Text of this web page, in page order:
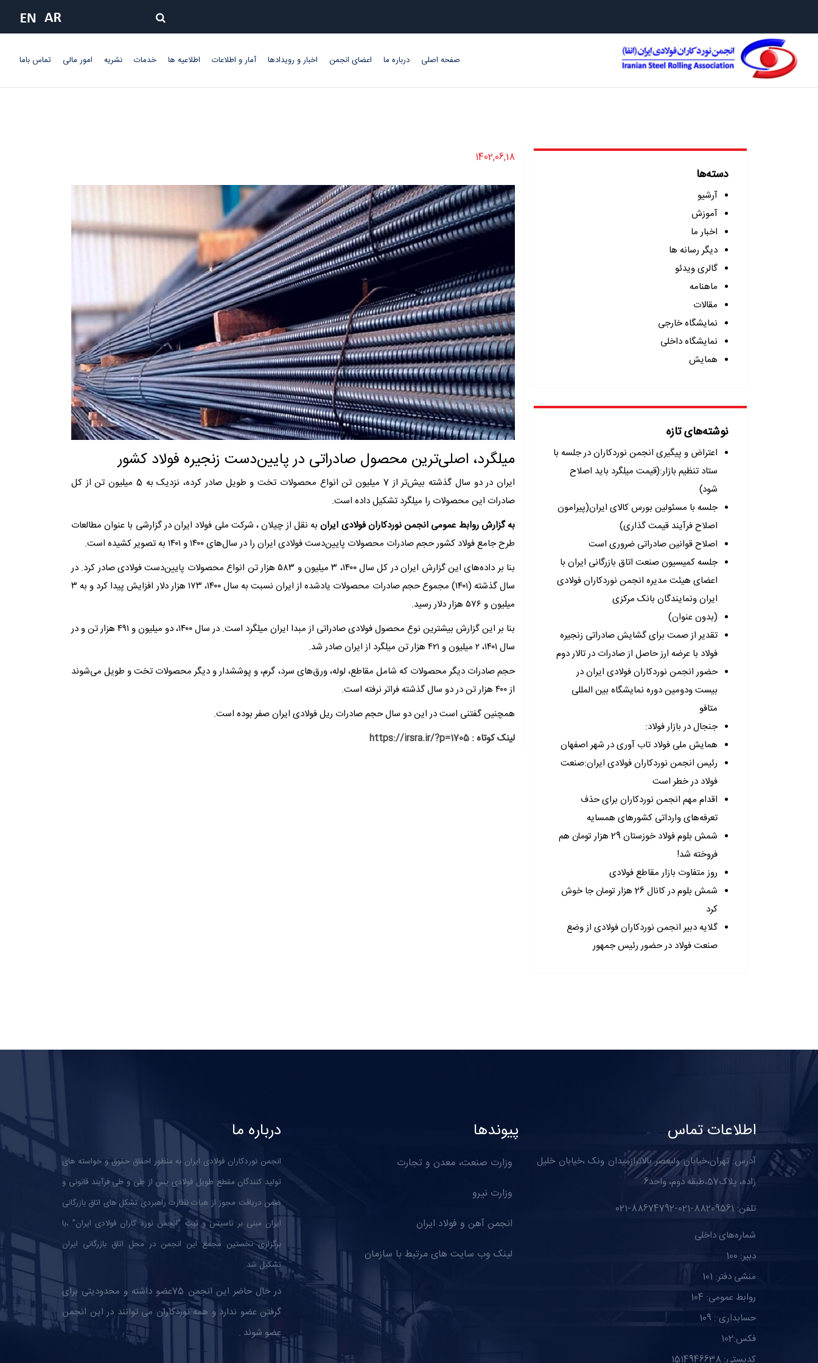
صفحه اصلی درباره ما اعضای انجمن اخبار و رویدادها آمار و اطلاعات اطلاعیه ها خدمات نشریه امور مالی تماس باما
1402,06,18
میلگرد، اصلی‌ترین محصول صادراتی در پایین‌دست زنجیره فولاد کشور
ایران در دو سال گذشته بیش‌تر از 7 میلیون تن انواع محصولات تخت و طویل صادر کرده، نزدیک به 5 میلیون تن از کل
صادرات این محصولات را میلگرد تشکیل داده است.
به گزارش روابط عمومی انجمن نوردکاران فولادی ایرانبه نقل از چیلان ، شرکت ملی فولاد ایران در گزارشی با عنوان مطالعات
طرح جامع فولاد کشور حجم صادرات محصولات پایین‌دست فولادی ایران را در سال‌های ۱۴۰۰ و ۱۴۰۱ به تصویر کشیده است.
بنا بر داده‌های این گزارش ایران در کل سال ۱۴۰۰، ۳ میلیون و ۵۸۳ هزار تن انواع محصولات پایین‌دست فولادی صادر کرد. در
سال گذشته (۱۴۰۱) مجموع حجم صادرات محصولات یادشده از ایران نسبت به سال ۱۴۰۰، ۱۷۳ هزار دلار افزایش پیدا کرد و به ۳
میلیون و ۵۷۶ هزار دلار رسید.
بنا بر این گزارش بیشترین نوع محصول فولادی صادراتی از مبدا ایران میلگرد است. در سال ۱۴۰۰، دو میلیون و ۴۹۱ هزار تن و در
سال ۱۴۰۱، ۲ میلیون و ۴۲۱ هزار تن میلگرد از ایران صادر شد.
حجم صادرات دیگر محصولات که شامل مقاطع، لوله، ورق‌های سرد، گرم، و پوششدار و دیگر محصولات تخت و طویل می‌شوند
از ۴۰۰ هزار تن در دو سال گذشته فراتر نرفته است.
همچنین گفتنی است در این دو سال حجم صادرات ریل فولادی ایران صفر بوده است.
لینک کوتاه : https://irsra.ir/?p=1705
دسته‌ها
آرشیو
آموزش
اخبار ما
دیگر رسانه ها
گالری ویدئو
ماهنامه
مقالات
نمایشگاه خارجی
نمایشگاه داخلی
همایش
نوشته‌های تازه
اعتراض و پیگیری انجمن نوردکاران در جلسه با
ستاد تنظیم بازار:(قیمت میلگرد باید اصلاح
شود)
جلسه با مسئولین بورس کالای ایران(پیرامون
اصلاح فرآیند قیمت گذاری)
اصلاح قوانین صادراتی ضروری است
جلسه کمیسیون صنعت اتاق بازرگانی ایران با
اعضای هیئت مدیره انجمن نوردکاران فولادی
ایران ونمایندگان بانک مرکزی
(بدون عنوان)
تقدیر از صمت برای گشایش صادراتی زنجیره
فولاد با عرضه ارز حاصل از صادرات در تالار دوم
حضور انجمن نوردکاران فولادی ایران در
بیست ودومین دوره نمایشگاه بین المللی
متافو
جنجال در بازار فولاد:
همایش ملی فولاد تاب آوری در شهر اصفهان
رئیس انجمن نوردکاران فولادی ایران:صنعت
فولاد در خطر است
اقدام مهم انجمن نوردکاران برای حذف
تعرفه‌های وارداتی کشورهای همسایه
شمش بلوم فولاد خوزستان 29 هزار تومان هم
فروخته شد!
روز متفاوت بازار مقاطع فولادی
شمش بلوم در کانال 26 هزار تومان جا خوش
کرد
گلایه دبیر انجمن نوردکاران فولادی از وضع
صنعت فولاد در حضور رئیس جمهور
درباره ما
انجمن نوردکاران فولادی ایران به منظور احقاق حقوق و خواسته های
تولید کنندگان مقطع طویل فولادی پس از طی و طی فرآیند قانونی و
ضمن دریافت مجوز از هیات نظارت راهبردی تشکل های اتاق بازرگانی
ایران مبنی بر تاسیس و ثبت “انجمن نورد کاران فولادی ایران” ،با
برگزاری نخستین مجمع این انجمن در محل اتاق بازرگانی ایران
تشکیل شد.
در حال حاضر این انجمن 75عضو داشته و محدودیتی برای
گرفتن عضو ندارد و همه نوردکاران می توانند در این انجمن
عضو شوند .
پیوندها
وزارت صنعت، معدن و تجارت
وزارت نیرو
انجمن آهن و فولاد ایران
لینک وب سایت های مرتبط با سازمان
اطلاعات تماس
آدرس: تهران،خیابان ولیعصر بالاترازمیدان ونک ،خیابان خلیل
زاده، پلاک57،طبقه دوم، واحد6
تلفن: 88209561-021-88674792-021
شماره‌های داخلی
دبیر: 100
منشی دفتر: 101
روابط عمومی: 104
حسابداری : 109
فکس:102
کدپستی: 1514946638